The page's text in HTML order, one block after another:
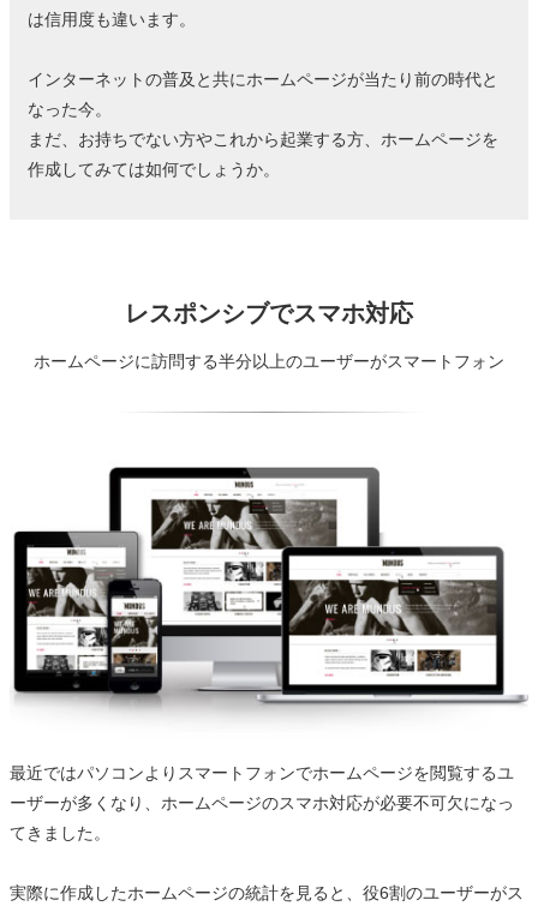
は信用度も違います。
インターネットの普及と共にホームページが当たり前の時代と
なった今。
まだ、お持ちでない方やこれから起業する方、ホームページを
作成してみては如何でしょうか。
レスポンシブでスマホ対応
ホームページに訪問する半分以上のユーザーがスマートフォン
最近ではパソコンよりスマートフォンでホームページを閲覧するユ
ーザーが多くなり、ホームページのスマホ対応が必要不可欠になっ
てきました。
実際に作成したホームページの統計を見ると、役6割のユーザーがス